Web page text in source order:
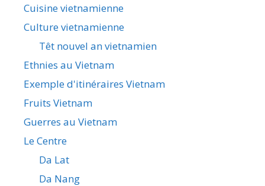
Cuisine vietnamienne
Culture vietnamienne
Têt nouvel an vietnamien
Ethnies au Vietnam
Exemple d'itinéraires Vietnam
Fruits Vietnam
Guerres au Vietnam
Le Centre
Da Lat
Da Nang